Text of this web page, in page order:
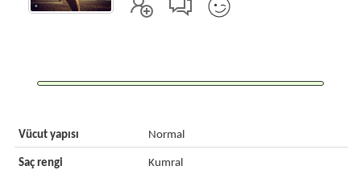
Vücut yapısı Normal
Saç rengi
Kumral